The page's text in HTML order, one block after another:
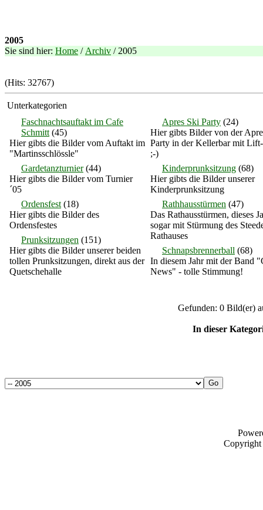
2005
Sie sind hier: Home / Archiv / 2005
(Hits: 32767)
Unterkategorien
Faschnachtsauftakt im Cafe
Schmitt (45)
Hier gibts die Bilder vom Auftakt im
"Martinsschlössle"
Gardetanzturnier(44)
Hier gibts die Bilder vom Turnier
´05
Ordensfest (18)
Hier gibts die Bilder des
Ordensfestes
Prunksitzungen (151)
Hier gibts die Bilder unserer beiden
tollen Prunksitzungen, direkt aus der
Quetschehalle
Apres Ski Party (24)
Hier gibts Bilder von der
Party in der Kellerbar mit
;-)
Kinderprunksitzung (68)
Hier gibts die Bilder unserer
Kinderprunksitzung
Rathhausstürmen (47)
Das Rathausstürmen, dieses
sogar mit Stürmung des
Rathauses
Schnapsbrennerball (68)
In diesem Jahr mit der Band
News" - tolle Stimmung!
Gefunden: 0 Bild(er)
In dieser